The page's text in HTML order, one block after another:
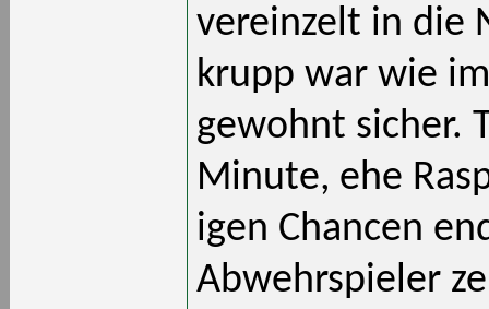
vereinzelt in die
krupp war wie
gewohnt sicher.
Minute, ehe
igen Chancen
Abwehrspieler